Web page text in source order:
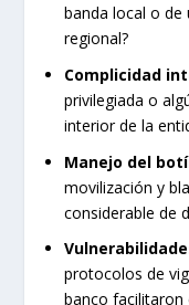
banda local o de
regional?
Complicidad
privilegiada o
interior de la
Manejo del
movilización y
considerable de
protocolos de
banco facilitaron